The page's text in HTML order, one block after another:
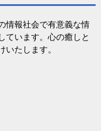
情報社会で有意義な情
ています。心の癒しと
たします。